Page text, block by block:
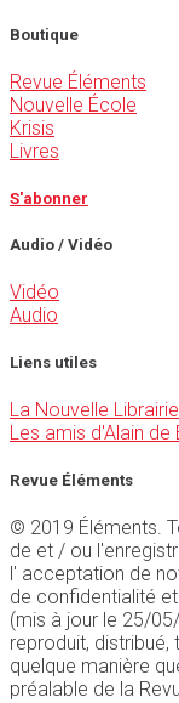
Boutique
Revue Éléments
Nouvelle École
Krisis
Livres
S'abonner
Audio / Vidéo
Vidéo
Audio
Liens utiles
La Nouvelle Librairie
Les amis d'Alain de
Revue Éléments
© 2019 Éléments.
de et / ou
l' acceptation de
de confidentialité
(mis à jour le 25/
reproduit, distribué,
quelque manière
préalable de la